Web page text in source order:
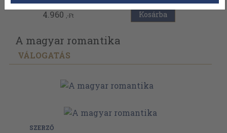
4.960 ,-Ft Kosárba
A magyar romantika
VÁLOGATÁS
SZERZŐ